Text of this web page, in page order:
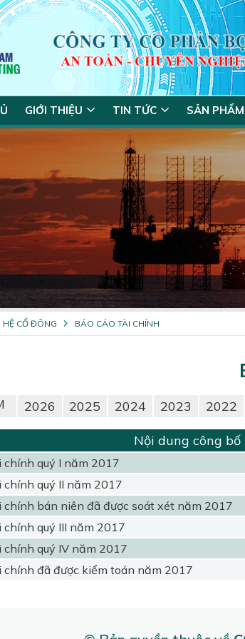
GIỚI THIỆU TIN TỨC SẢN
HỆ CỔ ĐÔNG BÁO CÁO TÀI CHÍNH
2026 2025 2024 2023 2022
Nội dung công
chính quý I năm 2017
chính quý II năm 2017
chính bán niên đã được soát xét năm 2017
chính quý III năm 2017
chính quý IV năm 2017
chính đã được kiểm toán năm 2017